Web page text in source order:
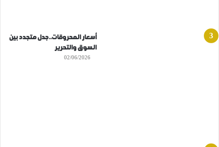
أسعار المحروقات..جدل متجدد بين
السوق والتحرير
02/06/2026